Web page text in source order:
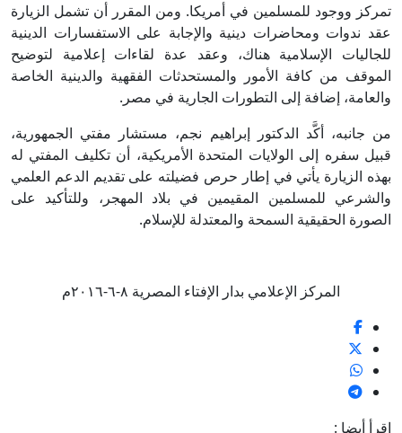
تمركز ووجود للمسلمين في أمريكا. ومن المقرر أن تشمل الزيارة
عقد ندوات ومحاضرات دينية والإجابة على الاستفسارات الدينية
للجاليات الإسلامية هناك، وعقد عدة لقاءات إعلامية لتوضيح
الموقف من كافة الأمور والمستحدثات الفقهية والدينية الخاصة
والعامة، إضافة إلى التطورات الجارية في مصر.
من جانبه، أكَّد الدكتور إبراهيم نجم، مستشار مفتي الجمهورية،
قبيل سفره إلى الولايات المتحدة الأمريكية، أن تكليف المفتي له
بهذه الزيارة يأتي في إطار حرص فضيلته على تقديم الدعم العلمي
والشرعي للمسلمين المقيمين في بلاد المهجر، وللتأكيد على
الصورة الحقيقية السمحة والمعتدلة للإسلام.
المركز الإعلامي بدار الإفتاء المصرية ٨-٦-٢٠١٦م
اقرأ أيضا :